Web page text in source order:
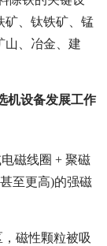
矿、钛铁矿、锰
山、冶金、建
机设备发展工作
磁线圈 + 聚磁
至更高)的强磁
磁性颗粒被吸